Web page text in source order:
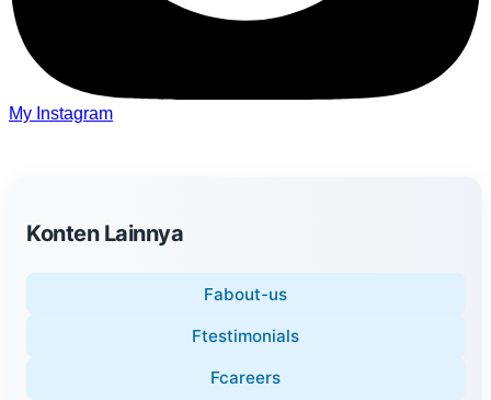
My Instagram
Konten Lainnya
Fabout-us
Ftestimonials
Fcareers